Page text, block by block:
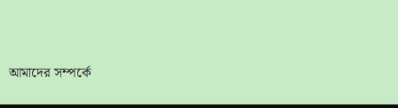
আমাদের সম্পর্কে